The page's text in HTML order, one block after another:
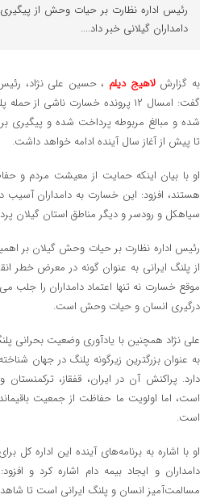
رئیس اداره نظارت بر حیات وحش از
دامداران گیلانی خبر داد....
به گزارش لاهیج دیلم ، حسین علی نژاد،
گفت: امسال ۱۲ پرونده خسارت ناشی
شده و مبالغ مربوطه پرداخت شده و پیگیری
تا پیش از آغاز سال آینده ادامه خواهد داشت.
او با بیان اینکه حمایت از معیشت مردم و
هستند، افزود: این خسارت به دامداران آسیب
سیاهکل و رودسر و دیگر مناطق استان گیلان
رئیس اداره نظارت بر حیات وحش گیلان بر
از پلنگ ایرانی به عنوان گونه در معرض خطر
موقع خسارت نه تنها اعتماد دامداران را جلب
درگیری انسان و حیات وحش است.
علی نژاد همچنین با یادآوری وضعیت بحرانی
دارد. پراکنش آن در ایران، قفقاز، ترکمنستان
است، اما اولویت ما حفاظت از جمعیت
است.
او با اشاره به برنامه‌های آینده این اداره
دامداران و ایجاد بیمه دام اشاره کرد و
مسالمت‌آمیز انسان و پلنگ ایرانی است تا شاهد